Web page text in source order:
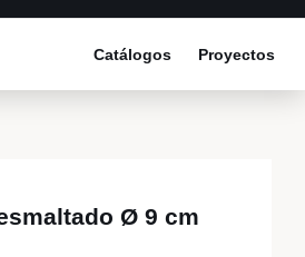
Proyectos
Catálogos
Ø 9 cm